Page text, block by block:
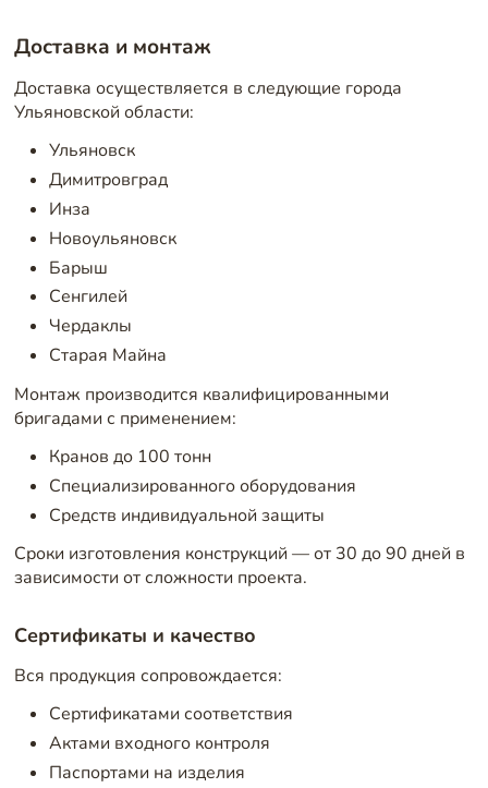
Доставка и монтаж
Доставка осуществляется в следующие города
Ульяновской области:
Ульяновск
Димитровград
Инза
Новоульяновск
Барыш
Сенгилей
Чердаклы
Старая Майна
Монтаж производится квалифицированными
бригадами с применением:
Кранов до 100 тонн
Специализированного оборудования
Средств индивидуальной защиты
Сроки изготовления конструкций — от 30 до 90 дней в
зависимости от сложности проекта.
Сертификаты и качество
Вся продукция сопровождается:
Сертификатами соответствия
Актами входного контроля
Паспортами на изделия